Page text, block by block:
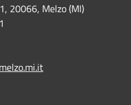
20066, Melzo (MI)